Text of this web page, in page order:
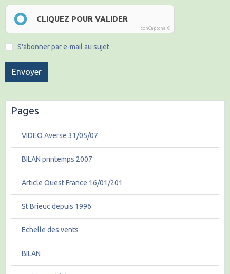
CLIQUEZ POUR VALIDER
IconCaptcha ©
S'abonner par e-mail au sujet
Envoyer
Pages
VIDEO Averse 31/05/07
BILAN printemps 2007
Article Ouest France 16/01/201
St Brieuc depuis 1996
Echelle des vents
BILAN